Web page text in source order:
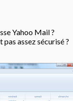
Yahoo Mail ?
assez sécurisé ?